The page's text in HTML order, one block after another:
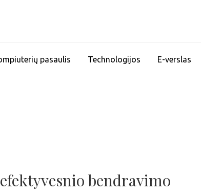
pasaulis Technologijos E-verslas
bendravimo